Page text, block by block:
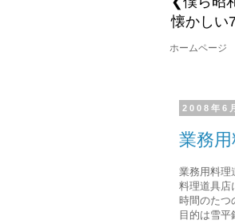
懐かしい
ホームペー
2008年6
業務
業務用料理
料理道具店
時間のたつ
目的は雪平